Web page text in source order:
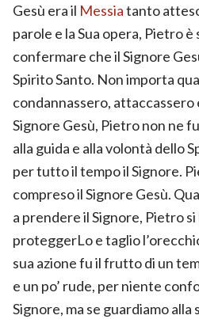
Gesù era il Messiatanto
parole e la Sua opera, Pietro
confermare che il Signore
Spirito Santo. Non importa
condannassero, attaccassero
Signore Gesù, Pietro non ne
alla guida e alla volontà dello
per tutto il tempo il Signore.
compreso il Signore Gesù.
a prendere il Signore, Pietro
proteggerLo e taglio
sua azione fu il frutto di un
e un po’ rude, per niente
Signore, ma se guardiamo alla